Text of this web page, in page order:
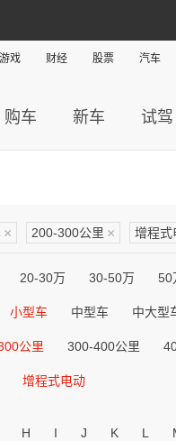
游戏 财经 股票 汽车
购车 新车 试驾
× 200-300公里 × 增程式
20-30万 30-50万 50
小型车 中型车 中大型
公里 300-400公里
增程式电动
H I J K L